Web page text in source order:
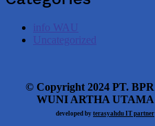
info WAU
Uncategorized
© Copyright 2024 PT. BPR
WUNI ARTHA UTAMA
developed by terasyahdu IT partner